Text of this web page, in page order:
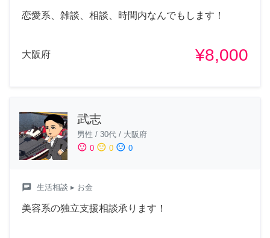
恋愛系、雑談、相談、時間内なんでもします！
大阪府 ¥8,000
武志
男性 / 30代 / 大阪府
sentiment_satisfied 0 sentiment_neutral 0 sentiment_dissatisfied 0
chat 生活相談 ▸ お金
美容系の独立支援相談承ります！